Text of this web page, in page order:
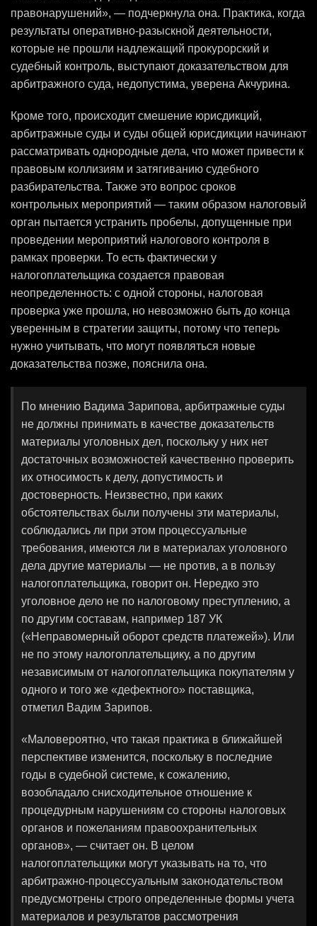
правонарушений», — подчеркнула она. Практика, когда
результаты оперативно-разыскной деятельности,
которые не прошли надлежащий прокурорский и
судебный контроль, выступают доказательством для
арбитражного суда, недопустима, уверена Акчурина.
Кроме того, происходит смешение юрисдикций,
арбитражные суды и суды общей юрисдикции начинают
рассматривать однородные дела, что может привести к
правовым коллизиям и затягиванию судебного
разбирательства. Также это вопрос сроков
контрольных мероприятий — таким образом налоговый
орган пытается устранить пробелы, допущенные при
проведении мероприятий налогового контроля в
рамках проверки. То есть фактически у
налогоплательщика создается правовая
неопределенность: с одной стороны, налоговая
проверка уже прошла, но невозможно быть до конца
уверенным в стратегии защиты, потому что теперь
нужно учитывать, что могут появляться новые
доказательства позже, пояснила она.
По мнению Вадима Зарипова, арбитражные суды
не должны принимать в качестве доказательств
материалы уголовных дел, поскольку у них нет
достаточных возможностей качественно проверить
их относимость к делу, допустимость и
достоверность. Неизвестно, при каких
обстоятельствах были получены эти материалы,
соблюдались ли при этом процессуальные
требования, имеются ли в материалах уголовного
дела другие материалы — не против, а в пользу
налогоплательщика, говорит он. Нередко это
уголовное дело не по налоговому преступлению, а
по другим составам, например 187 УК
(«Неправомерный оборот средств платежей»). Или
не по этому налогоплательщику, а по другим
независимым от налогоплательщика покупателям у
одного и того же «дефектного» поставщика,
отметил Вадим Зарипов.
«Маловероятно, что такая практика в ближайшей
перспективе изменится, поскольку в последние
годы в судебной системе, к сожалению,
возобладало снисходительное отношение к
процедурным нарушениям со стороны налоговых
органов и пожеланиям правоохранительных
органов», — считает он. В целом
налогоплательщики могут указывать на то, что
арбитражно-процессуальным законодательством
предусмотрены строго определенные формы учета
материалов и результатов рассмотрения